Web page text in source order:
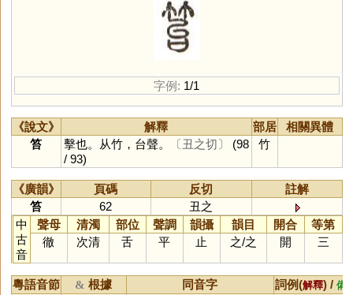
字例: 1/1
《說文》 解釋 部居
相關異體
笞
擊也。从竹，台聲。 〔丑之切〕
(98
/ 93)
竹
《廣韻》 頁碼 反切
註解
笞
62
丑之
中
古
音
聲母 清濁 部位 聲調 韻攝 韻目 開合
等第
徹
次清 舌 平 止 之/之 開 三
粵語音節 & 根據 同音字 詞例(解釋) / 備